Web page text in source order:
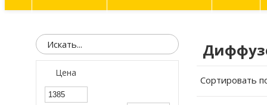
Цена
Сортировать